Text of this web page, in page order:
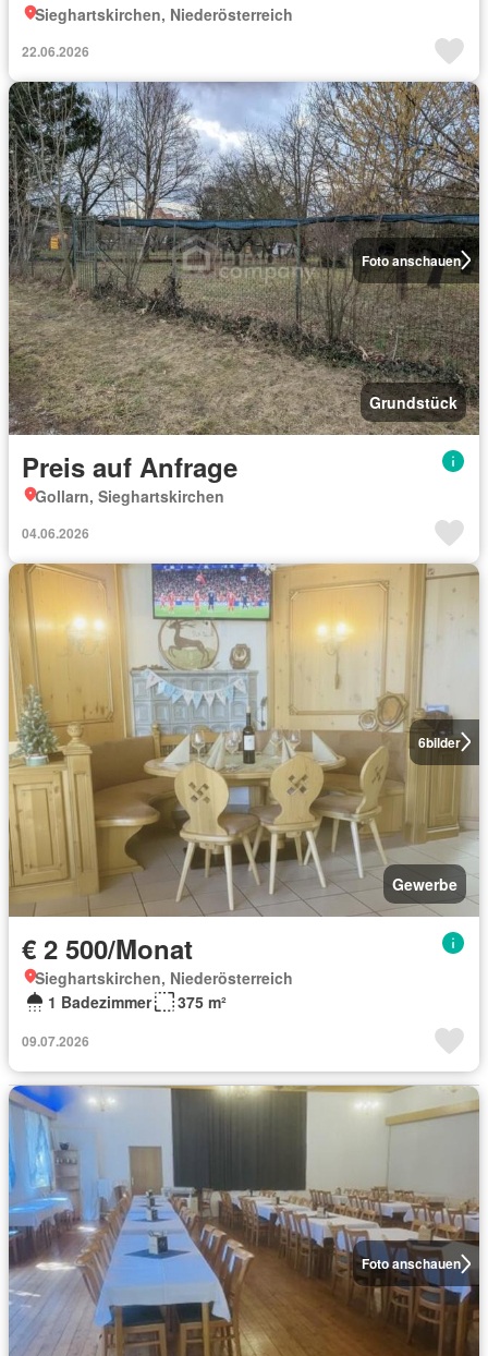
Sieghartskirchen, Niederösterreich
22.06.2026
Foto anschauen
Grundstück
Preis auf Anfrage
Gollarn, Sieghartskirchen
04.06.2026
6bilder
Gewerbe
€ 2 500/Monat
Sieghartskirchen, Niederösterreich
1 Badezimmer
375 m²
09.07.2026
Foto anschauen